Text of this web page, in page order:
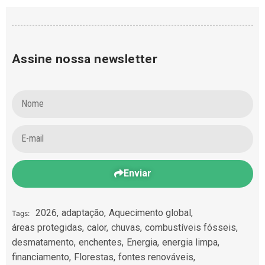
Assine nossa newsletter
Enviar
Tags: 2026, adaptação, Aquecimento global,
áreas protegidas, calor, chuvas, combustíveis fósseis,
desmatamento, enchentes, Energia, energia limpa,
financiamento, Florestas, fontes renováveis,